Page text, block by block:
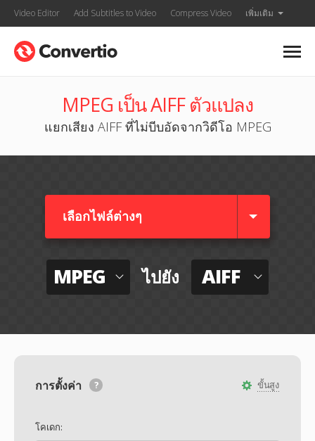
Video Editor Add Subtitles to Video Compress Video เพิ่มเติม
MPEG เป็น AIFF ตัวแปลง
แยกเสียง AIFF ที่ไม่บีบอัดจากวิดีโอ MPEG
เลือกไฟล์ต่างๆ​
MPEG ไปยัง AIFF
ขั้นสูง
การตั้งค่า
โคเดก: